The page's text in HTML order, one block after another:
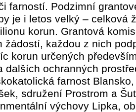
farností. Podzimní
je i letos velký – celková
korun. Grantová
žádostí, každou z nich
korun určených
dalších ochranných
farnost
sdružení Prostrom a
výchovy Lipka,
Brno je
zajímavé
restaurace,
také místem, kde si
kasinové hry. V
širokou nabídku her
jak pro pravidelné
V...